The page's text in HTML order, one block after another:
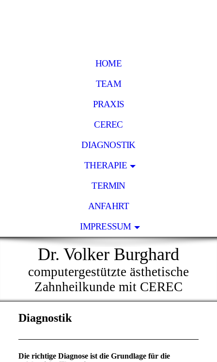
HOME
TEAM
PRAXIS
CEREC
DIAGNOSTIK
THERAPIE
TERMIN
ANFAHRT
IMPRESSUM
Dr. Volker Burghard
computergestützte ästhetische
Zahnheilkunde mit CEREC
Diagnostik
Die richtige Diagnose ist die Grundlage für die